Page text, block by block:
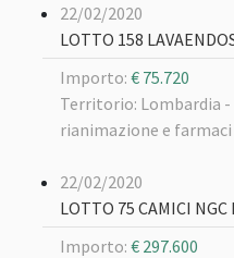
22/02/2020
LOTTO 158
Importo: € 75.720
Territorio: Lombardia -
rianimazione e farmaci
22/02/2020
LOTTO 75 CAMICI NGC
Importo: € 297.600